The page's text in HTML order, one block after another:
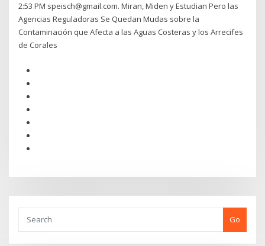
2:53 PM speisch@gmail.com. Miran, Miden y Estudian Pero las
Agencias Reguladoras Se Quedan Mudas sobre la
Contaminación que Afecta a las Aguas Costeras y los Arrecifes
de Corales
Go